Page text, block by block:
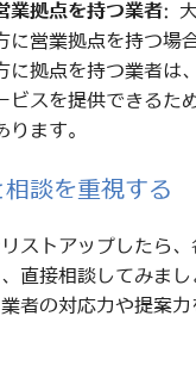
業拠点を持つ業者:
に営業拠点を持つ場
に拠点を持つ業者は
ビスを提供できるた
ります。
相談を重視する
ストアップしたら、
直接相談してみまし
者の対応力や提案力